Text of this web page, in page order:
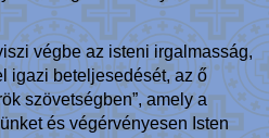
végbe az isteni irgalmasság,
igazi beteljesedését, az ő
szövetségben”, amely a
és végérvényesen Isten